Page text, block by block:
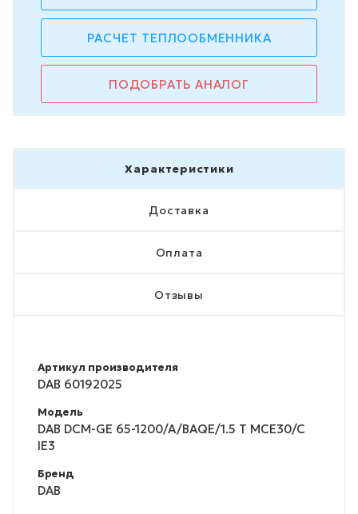
РАСЧЕТ ТЕПЛООБМЕННИКА
ПОДОБРАТЬ АНАЛОГ
Характеристики
Доставка
Оплата
Отзывы
Артикул производителя
DAB 60192025
Модель
DAB DCM-GE 65-1200/A/BAQE/1.5 T MCE30/C
IE3
Бренд
DAB